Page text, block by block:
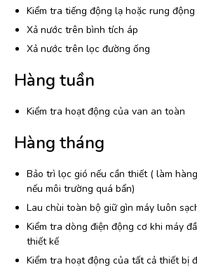
Kiểm tra tiếng động lạ hoặc rung động
Xả nước trên bình tích áp
Xả nước trên lọc đường ống
Hàng tuần
Kiểm tra hoạt động của van an toàn
Hàng tháng
Bảo trì lọc gió nếu cần thiết ( làm
nếu môi trường quá bẩn)
Lau chùi toàn bộ giữ gìn máy luôn
Kiểm tra dòng điện động cơ khi máy
thiết kế
Kiểm tra hoạt động của tất cả thiết bị